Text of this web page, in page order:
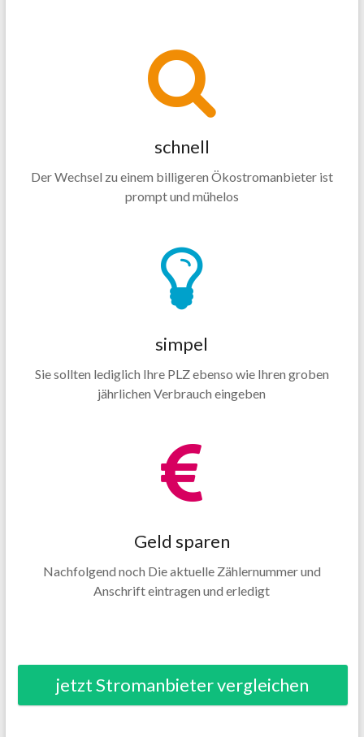
schnell
Der Wechsel zu einem billigeren Ökostromanbieter ist
prompt und mühelos
simpel
Sie sollten lediglich Ihre PLZ ebenso wie Ihren groben
jährlichen Verbrauch eingeben
Geld sparen
Nachfolgend noch Die aktuelle Zählernummer und
Anschrift eintragen und erledigt
jetzt Stromanbieter vergleichen